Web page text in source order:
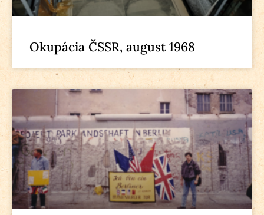
Okupácia ČSSR, august 1968